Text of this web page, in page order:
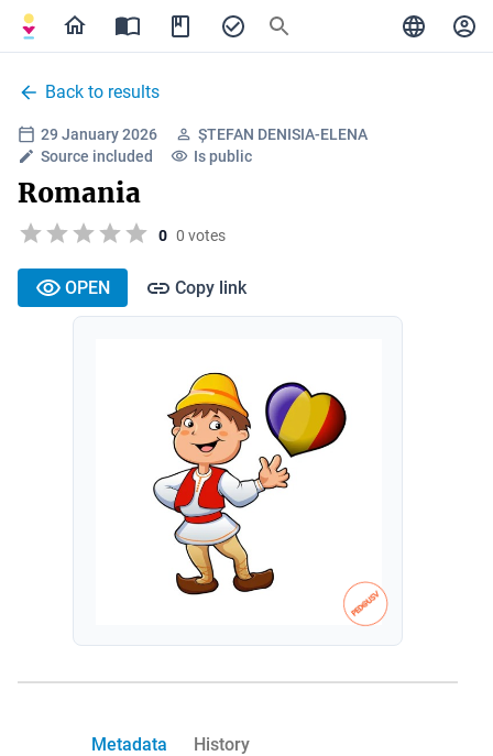
Back to results
29 January 2026
ȘTEFAN DENISIA-ELENA
Source included
Is public
Romania
0 0 votes
OPEN Copy link
Metadata History